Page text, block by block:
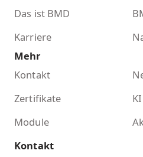
Das ist BMD
Karriere
Mehr
Kontakt
Zertifikate
Module
Kontakt